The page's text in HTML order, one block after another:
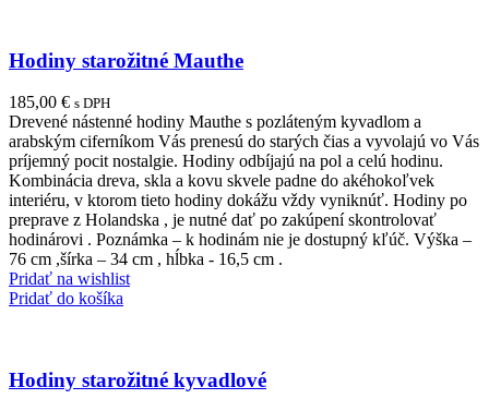
Hodiny starožitné Mauthe
185,00 € s DPH
Drevené nástenné hodiny Mauthe s pozláteným kyvadlom a
arabským ciferníkom Vás prenesú do starých čias a vyvolajú vo Vás
príjemný pocit nostalgie. Hodiny odbíjajú na pol a celú hodinu.
Kombinácia dreva, skla a kovu skvele padne do akéhokoľvek
interiéru, v ktorom tieto hodiny dokážu vždy vyniknúť. Hodiny po
preprave z Holandska , je nutné dať po zakúpení skontrolovať
hodinárovi . Poznámka – k hodinám nie je dostupný kľúč. Výška –
76 cm ,šírka – 34 cm , hĺbka - 16,5 cm .
Pridať na wishlist
Pridať do košíka
Hodiny starožitné kyvadlové